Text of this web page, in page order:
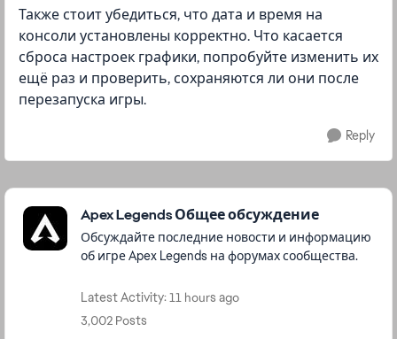
Также стоит убедиться, что дата и время на
консоли установлены корректно. Что касается
сброса настроек графики, попробуйте изменить их
ещё раз и проверить, сохраняются ли они после
перезапуска игры.
Reply
Featured Places
Apex Legends Общее обсуждение
Обсуждайте последние новости и информацию
об игре Apex Legends на форумах сообщества.
Latest Activity: 11 hours ago
3,002 Posts